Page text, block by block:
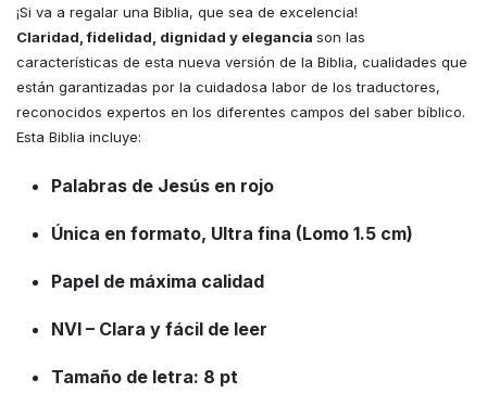
¡Si va a regalar una Biblia, que sea de excelencia!
Claridad, fidelidad, dignidad y elegancia son las
características de esta nueva versión de la Biblia, cualidades que
están garantizadas por la cuidadosa labor de los traductores,
reconocidos expertos en los diferentes campos del saber bíblico.
Esta Biblia incluye:
Palabras de Jesús en rojo
Única en formato, Ultra fina (Lomo 1.5 cm)
Papel de máxima calidad
NVI – Clara y fácil de leer
Tamaño de letra: 8 pt